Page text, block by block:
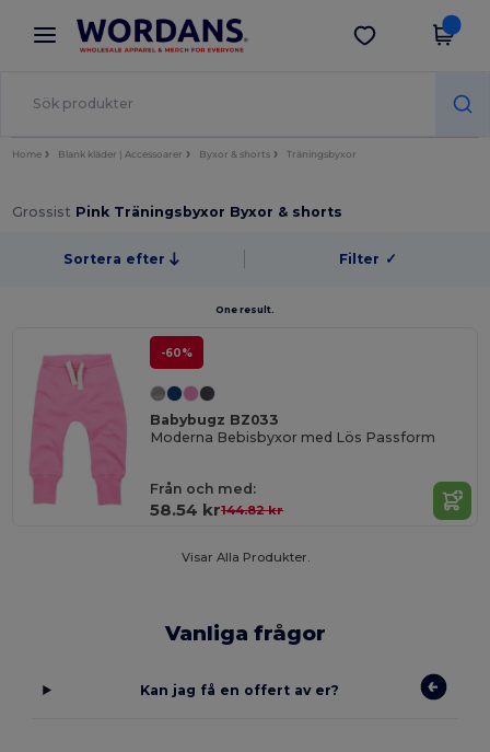
× Wordans-app
Bättre priser i appen!
Hämta app
Home Blank kläder | Accessoarer Byxor & shorts Träningsbyxor
Grossist Pink Träningsbyxor Byxor & shorts
Sortera efter Filter ✓
One result.
-60%
Babybugz BZ033
Moderna Bebisbyxor med Lös Passform
Från och med:
58.54 kr144.82 kr
Visar Alla Produkter.
Vanliga frågor
Kan jag få en offert av er?